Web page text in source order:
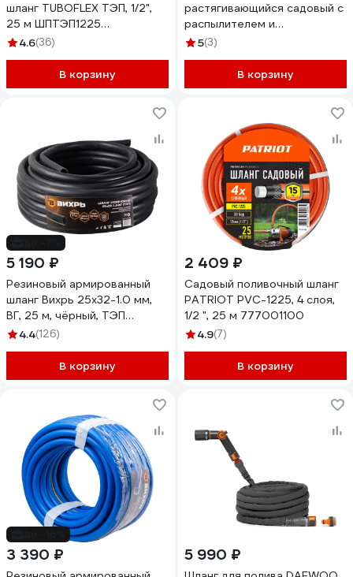
шланг TUBOFLEX ТЭП, 1/2",
25 м ШПТЭП1225
4620759667802
4.6(36)
В корзину
растягивающийся садовый с
распылителем и
коннекторами, 25 м. Верхний
ДС.071770
5(3)
В корзину
5 190 ₽
Резиновый армированный
шланг Вихрь 25x32-1.0 мм,
ВГ, 25 м, чёрный, ТЭП
73/7/2/36
4.4(126)
В корзину
2 409 ₽
Садовый поливочный шланг
PATRIOT PVC-1225, 4 слоя,
1/2 ", 25 м 777001100
4.9(7)
В корзину
3 390 ₽ 5 990 ₽